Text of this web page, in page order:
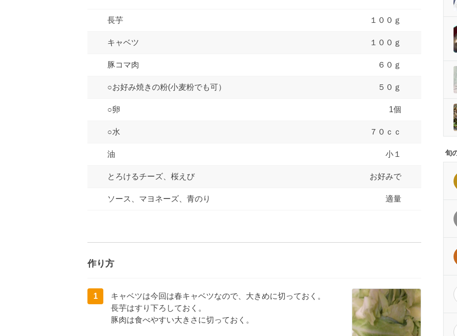
長芋 １００ｇ
キャベツ １００ｇ
豚コマ肉 ６０ｇ
○お好み焼きの粉(小麦粉でも可） ５０ｇ
○卵 1個
○水 ７０ｃｃ
油 小１
とろけるチーズ、桜えび お好みで
ソース、マヨネーズ、青のり 適量
作り方
1
キャベツは今回は春キャベツなので、大きめに切っておく。
長芋はすり下ろしておく。
豚肉は食べやすい大きさに切っておく。
旬